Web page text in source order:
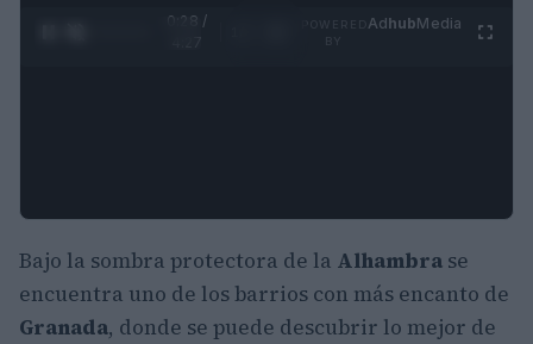
0:29 /
AdhubMedia
Bajo la sombra protectora de la Alhambra se
encuentra uno de los barrios con más encanto de
Granada, donde se puede descubrir lo mejor de